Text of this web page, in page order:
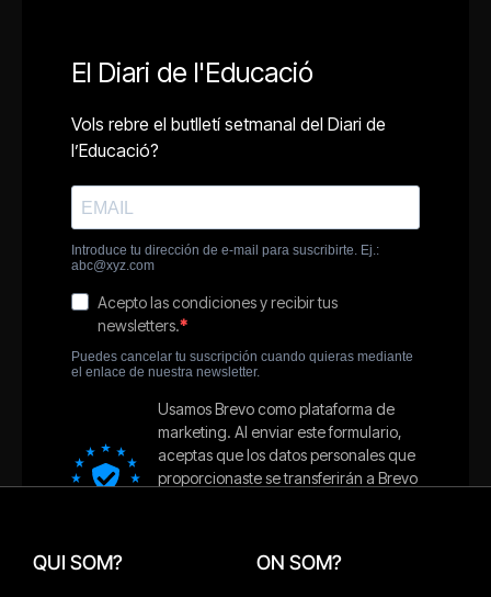
QUI SOM? ON SOM?